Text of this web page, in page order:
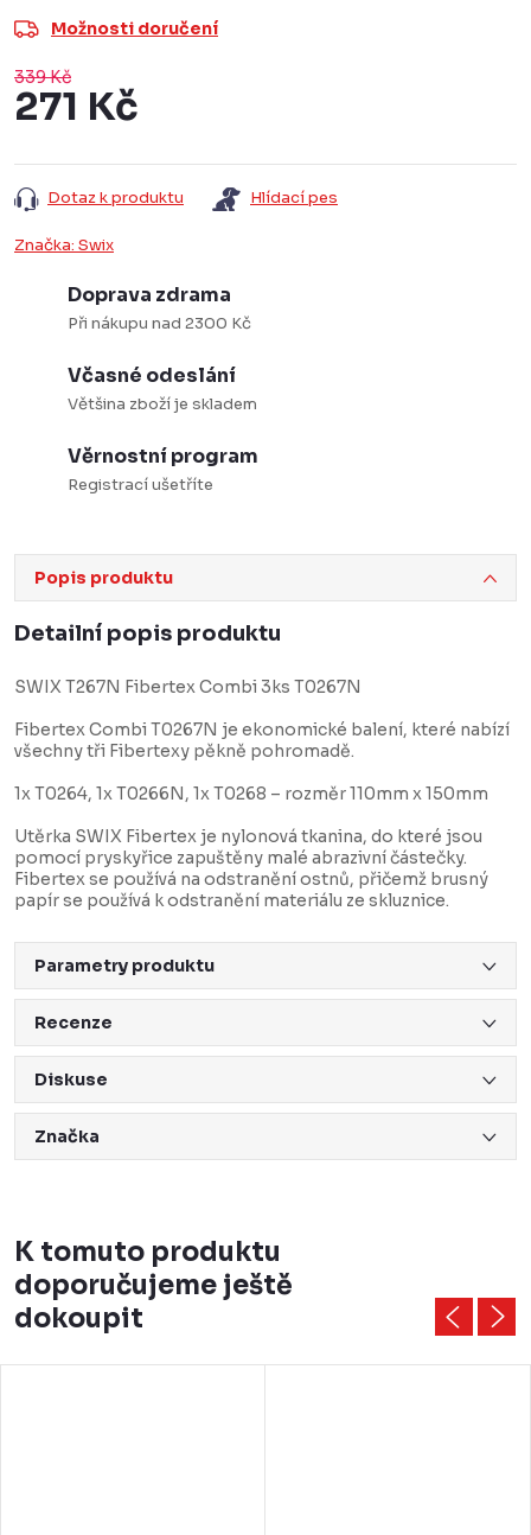
Možnosti doručení
339 Kč
271 Kč
Dotaz k produktu Hlídací pes
Značka: Swix
Doprava zdrama
Při nákupu nad 2300 Kč
Včasné odeslání
Většina zboží je skladem
Věrnostní program
Registrací ušetříte
Popis produktu
Detailní popis produktu
SWIX T267N Fibertex Combi 3ks T0267N
Fibertex Combi T0267N je ekonomické balení, které nabízí
všechny tři Fibertexy pěkně pohromadě.
1x T0264, 1x T0266N, 1x T0268 – rozměr 110mm x 150mm
Utěrka SWIX Fibertex je nylonová tkanina, do které jsou
pomocí pryskyřice zapuštěny malé abrazivní částečky.
Fibertex se používá na odstranění ostnů, přičemž brusný
papír se používá k odstranění materiálu ze skluznice.
Parametry produktu
Recenze
Diskuse
Značka
K tomuto produktu
doporučujeme ještě
dokoupit